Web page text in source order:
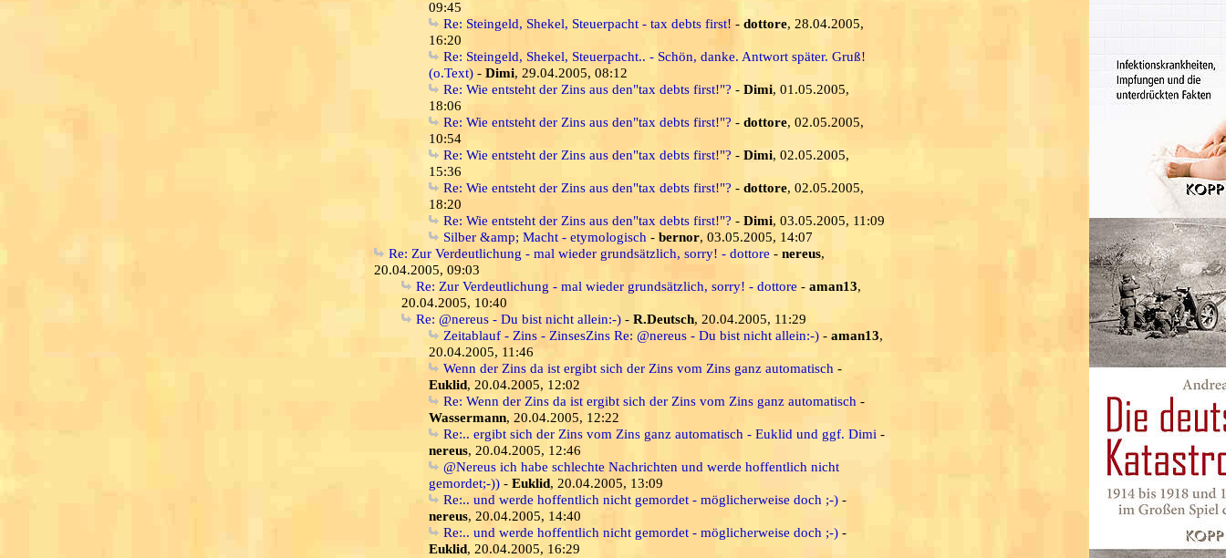
09:45
Re: Steingeld, Shekel, Steuerpacht - tax debts first! - dottore, 28.04.2005,
16:20
Re: Steingeld, Shekel, Steuerpacht.. - Schön, danke. Antwort später. Gruß!
(o.Text) - Dimi, 29.04.2005, 08:12
Re: Wie entsteht der Zins aus den"tax debts first!"? - Dimi, 01.05.2005,
18:06
Re: Wie entsteht der Zins aus den"tax debts first!"? - dottore, 02.05.2005,
10:54
Re: Wie entsteht der Zins aus den"tax debts first!"? - Dimi, 02.05.2005,
15:36
Re: Wie entsteht der Zins aus den"tax debts first!"? - dottore, 02.05.2005,
18:20
Re: Wie entsteht der Zins aus den"tax debts first!"? - Dimi, 03.05.2005, 11:09
Silber &amp; Macht - etymologisch - bernor, 03.05.2005, 14:07
Re: Zur Verdeutlichung - mal wieder grundsätzlich, sorry! - dottore - nereus,
20.04.2005, 09:03
Re: Zur Verdeutlichung - mal wieder grundsätzlich, sorry! - dottore - aman13,
20.04.2005, 10:40
Re: @nereus - Du bist nicht allein:-) - R.Deutsch, 20.04.2005, 11:29
Zeitablauf - Zins - ZinsesZins Re: @nereus - Du bist nicht allein:-) - aman13,
20.04.2005, 11:46
Wenn der Zins da ist ergibt sich der Zins vom Zins ganz automatisch -
Euklid, 20.04.2005, 12:02
Re: Wenn der Zins da ist ergibt sich der Zins vom Zins ganz automatisch -
Wassermann, 20.04.2005, 12:22
Re:.. ergibt sich der Zins vom Zins ganz automatisch - Euklid und ggf. Dimi -
nereus, 20.04.2005, 12:46
@Nereus ich habe schlechte Nachrichten und werde hoffentlich nicht
gemordet;-)) - Euklid, 20.04.2005, 13:09
Re:.. und werde hoffentlich nicht gemordet - möglicherweise doch ;-) -
nereus, 20.04.2005, 14:40
Re:.. und werde hoffentlich nicht gemordet - möglicherweise doch ;-) -
Euklid, 20.04.2005, 16:29